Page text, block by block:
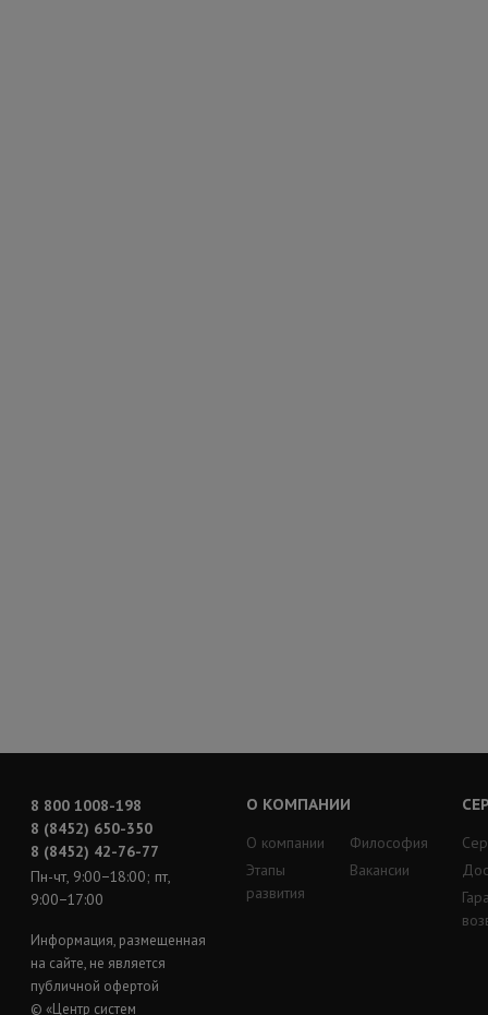
8 800 1008-198
8 (8452) 650-350
8 (8452) 42-76-77
Пн-чт, 9:00−18:00; пт,
9:00−17:00
Информация, размещенная
на сайте, не является
публичной офертой
© «Центр систем
О КОМПАНИИ
О компании
Этапы
развития
Философия
Вакансии